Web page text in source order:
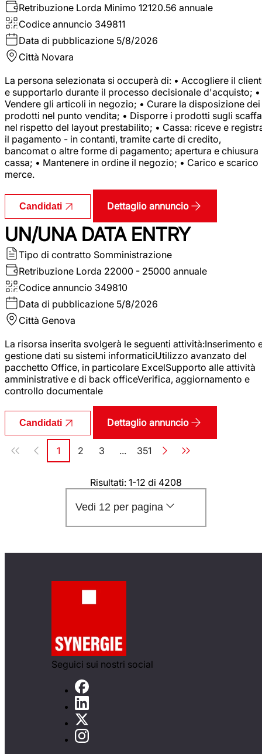
Retribuzione Lorda Minimo 12120.56 annuale
Codice annuncio 349811
Data di pubblicazione 5/8/2026
Città Novara
La persona selezionata si occuperà di: • Accogliere il
e supportarlo durante il processo decisionale d'acquisto; •
Vendere gli articoli in negozio; • Curare la disposizione dei
prodotti nel punto vendita; • Disporre i prodotti sugli
nel rispetto del layout prestabilito; • Cassa: riceve e
il pagamento - in contanti, tramite carte di credito,
bancomat o altre forme di pagamento; apertura e chiusura
cassa; • Mantenere in ordine il negozio; • Carico e scarico
merce.
Candidati Dettaglio annuncio
UN/UNA DATA ENTRY
Tipo di contratto Somministrazione
Retribuzione Lorda 22000 - 25000 annuale
Codice annuncio 349810
Data di pubblicazione 5/8/2026
Città Genova
La risorsa inserita svolgerà le seguenti attività:Inserimento
gestione dati su sistemi informaticiUtilizzo avanzato del
pacchetto Office, in particolare ExcelSupporto alle attività
amministrative e di back officeVerifica, aggiornamento e
controllo documentale
Candidati Dettaglio annuncio
Paginazione
Pagina
1 Pagina
2 Pagina
3 ... Pagina
351
Risultati: 1-12 di 4208
Vedi 12 per pagina
Seguici sui nostri social